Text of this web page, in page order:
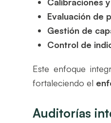
Evaluación de
Gestión de
Control de
Este enfoque
fortaleciendo el
Auditorías